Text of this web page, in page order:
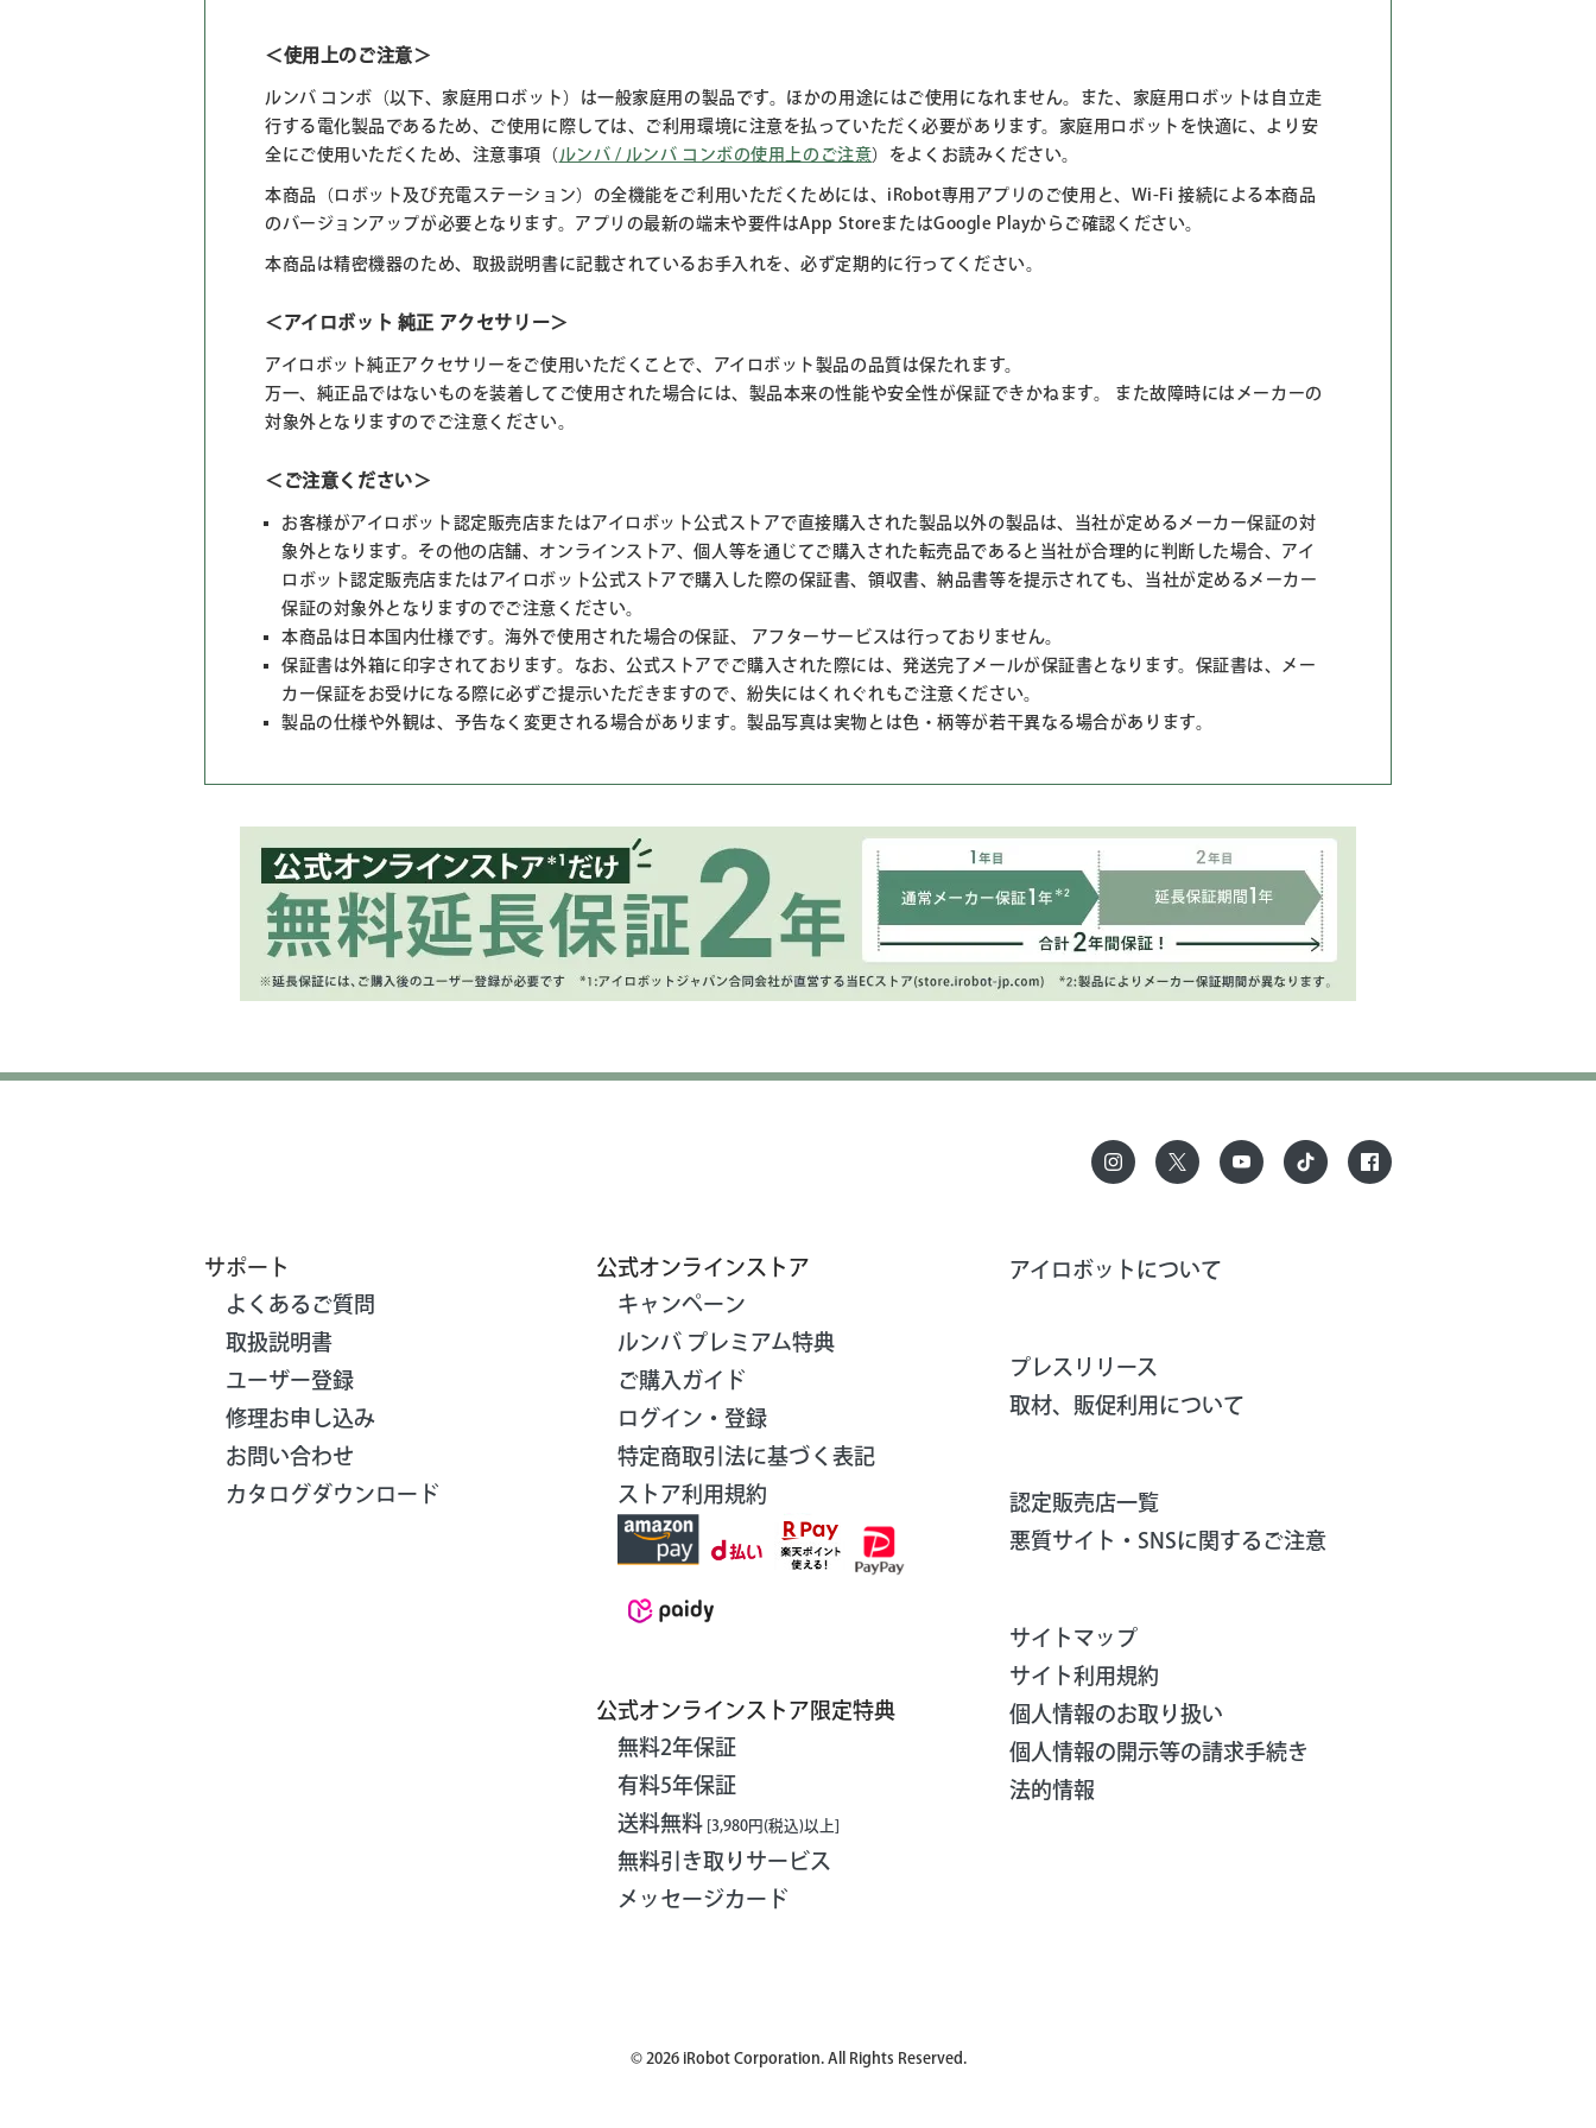
＜使用上のご注意＞
ルンバ コンボ（以下、家庭用ロボット）は一般家庭用の製品です。ほかの用途にはご使用になれません。また、家庭用ロボットは自立走
行する電化製品であるため、ご使用に際しては、ご利用環境に注意を払っていただく必要があります。家庭用ロボットを快適に、より安
全にご使用いただくため、注意事項（ ルンバ / ルンバ コンボの使用上のご注意）をよくお読みください。
本商品（ロボット及び充電ステーション）の全機能をご利用いただくためには、iRobot専用アプリのご使用と、Wi-Fi 接続による本商品
のバージョンアップが必要となります。アプリの最新の端末や要件はApp StoreまたはGoogle Playからご確認ください。
本商品は精密機器のため、取扱説明書に記載されているお手入れを、必ず定期的に行ってください。
＜アイロボット 純正 アクセサリー＞
アイロボット純正アクセサリーをご使用いただくことで、アイロボット製品の品質は保たれます。
万一、純正品ではないものを装着してご使用された場合には、製品本来の性能や安全性が保証できかねます。 また故障時にはメーカーの
対象外となりますのでご注意ください。
＜ご注意ください＞
お客様がアイロボット認定販売店またはアイロボット公式ストアで直接購入された製品以外の製品は、当社が定めるメーカー保証の対
象外となります。その他の店舗、オンラインストア、個人等を通じてご購入された転売品であると当社が合理的に判断した場合、アイ
ロボット認定販売店またはアイロボット公式ストアで購入した際の保証書、領収書、納品書等を提示されても、当社が定めるメーカー
保証の対象外となりますのでご注意ください。
本商品は日本国内仕様です。海外で使用された場合の保証、 アフターサービスは行っておりません。
保証書は外箱に印字されております。なお、公式ストアでご購入された際には、発送完了メールが保証書となります。保証書は、メー
カー保証をお受けになる際に必ずご提示いただきますので、紛失にはくれぐれもご注意ください。
製品の仕様や外観は、予告なく変更される場合があります。製品写真は実物とは色・柄等が若干異なる場合があります。
サポート
よくあるご質問
取扱説明書
ユーザー登録
修理お申し込み
お問い合わせ
カタログダウンロード
公式オンラインストア
キャンペーン
ルンバ プレミアム特典
ご購入ガイド
ログイン・登録
特定商取引法に基づく表記
ストア利用規約
公式オンラインストア限定特典
無料2年保証
有料5年保証
送料無料 [3,980円(税込)以上]
無料引き取りサービス
メッセージカード
アイロボットについて
プレスリリース
取材、販促利用について
認定販売店一覧
悪質サイト・SNSに関するご注意
サイトマップ
サイト利用規約
個人情報のお取り扱い
個人情報の開示等の請求手続き
法的情報
© 2026iRobot Corporation. All Rights Reserved.